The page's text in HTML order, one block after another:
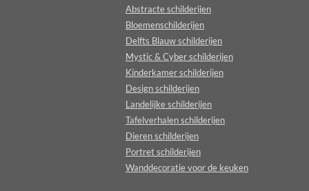
Abstracte schilderijen
Bloemenschilderijen
Delfts Blauw schilderijen
Mystic & Cyber schilderijen
Kinderkamer schilderijen
Design schilderijen
Landelijke schilderijen
Tafelverhalen schilderijen
Dieren schilderijen
Portret schilderijen
Wanddecoratie voor de keuken